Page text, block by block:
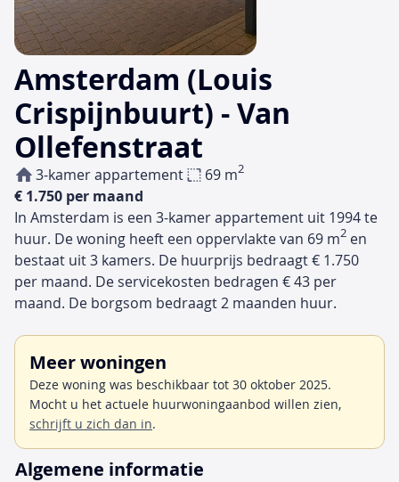
Amsterdam (Louis
Crispijnbuurt) - Van
Ollefenstraat
3-kamer appartement 69 m2
€ 1.750 per maand
In Amsterdam is een 3-kamer appartement uit 1994 te
huur. De woning heeft een oppervlakte van 69 m2 en
bestaat uit 3 kamers. De huurprijs bedraagt € 1.750
per maand. De servicekosten bedragen € 43 per
maand. De borgsom bedraagt 2 maanden huur.
Meer woningen
Deze woning was beschikbaar tot 30 oktober 2025.
Mocht u het actuele huurwoningaanbod willen zien,
schrijft u zich dan in.
Algemene informatie